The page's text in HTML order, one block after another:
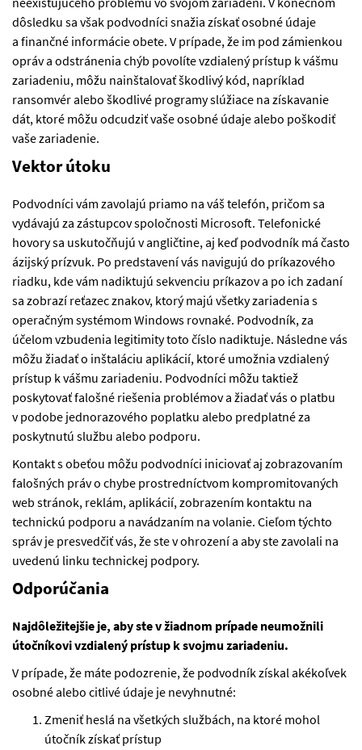
dôsledku sa však podvodníci snažia získať osobné údaje
a finančné informácie obete. V prípade, že im pod zámienkou
opráv a odstránenia chýb povolíte vzdialený prístup k vášmu
zariadeniu, môžu nainštalovať škodlivý kód, napríklad
ransomvér alebo škodlivé programy slúžiace na získavanie
dát, ktoré môžu odcudziť vaše osobné údaje alebo poškodiť
vaše zariadenie.
Vektor útoku
Podvodníci vám zavolajú priamo na váš telefón, pričom sa
vydávajú za zástupcov spoločnosti Microsoft. Telefonické
hovory sa uskutočňujú v angličtine, aj keď podvodník má často
ázijský prízvuk. Po predstavení vás navigujú do príkazového
riadku, kde vám nadiktujú sekvenciu príkazov a po ich zadaní
sa zobrazí reťazec znakov, ktorý majú všetky zariadenia s
operačným systémom Windows rovnaké. Podvodník, za
účelom vzbudenia legitimity toto číslo nadiktuje. Následne vás
môžu žiadať o inštaláciu aplikácií, ktoré umožnia vzdialený
prístup k vášmu zariadeniu. Podvodníci môžu taktiež
poskytovať falošné riešenia problémov a žiadať vás o platbu
v podobe jednorazového poplatku alebo predplatné za
poskytnutú službu alebo podporu.
Kontakt s obeťou môžu podvodníci iniciovať aj zobrazovaním
falošných práv o chybe prostredníctvom kompromitovaných
web stránok, reklám, aplikácií, zobrazením kontaktu na
technickú podporu a navádzaním na volanie. Cieľom týchto
správ je presvedčiť vás, že ste v ohrození a aby ste zavolali na
uvedenú linku technickej podpory.
Odporúčania
Najdôležitejšie je, aby ste v žiadnom prípade neumožnili
útočníkovi vzdialený prístup k svojmu zariadeniu.
V prípade, že máte podozrenie, že podvodník získal akékoľvek
osobné alebo citlivé údaje je nevyhnutné:
Zmeniť heslá na všetkých službách, na ktoré mohol
útočník získať prístup